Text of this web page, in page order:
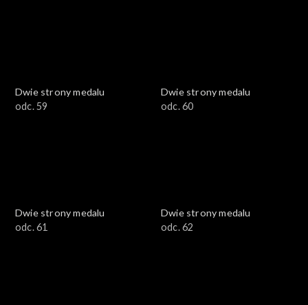
Dwie strony medalu
odc. 59
Dwie strony medalu
odc. 60
Dwie strony medalu
odc. 61
Dwie strony medalu
odc. 62